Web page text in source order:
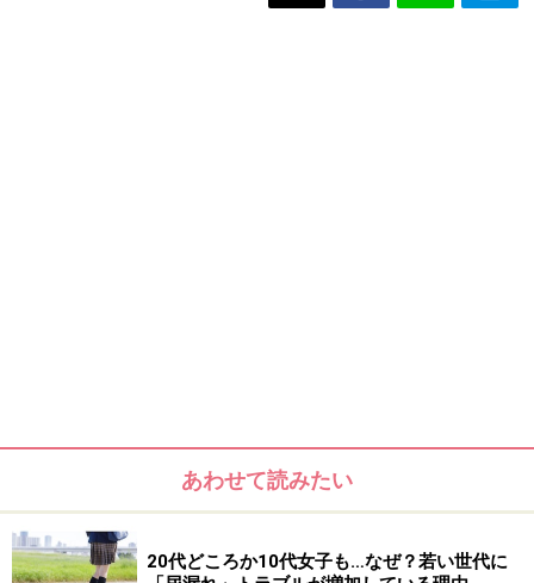
あわせて読みたい
20代どころか10代女子も…なぜ？若い世代に